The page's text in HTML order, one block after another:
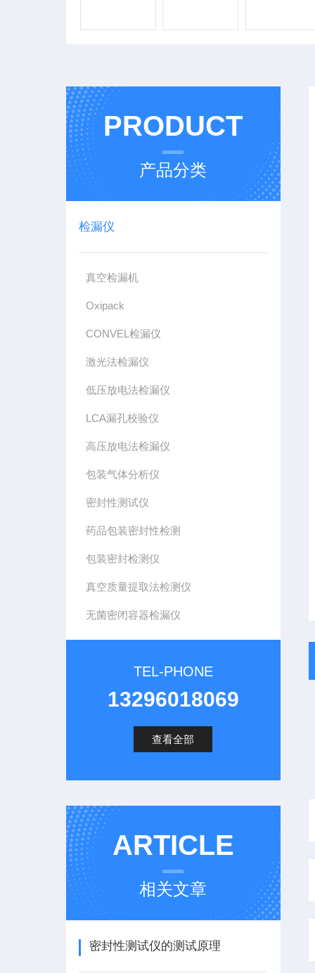
PRODUCT
产品分类
检漏仪
真空检漏机
Oxipack
CONVEL检漏仪
激光法检漏仪
低压放电法检漏仪
LCA漏孔校验仪
高压放电法检漏仪
包装气体分析仪
密封性测试仪
药品包装密封性检测
包装密封检测仪
真空质量提取法检测仪
无菌密闭容器检漏仪
TEL-PHONE
13296018069
查看全部
ARTICLE
相关文章
密封性测试仪的测试原理